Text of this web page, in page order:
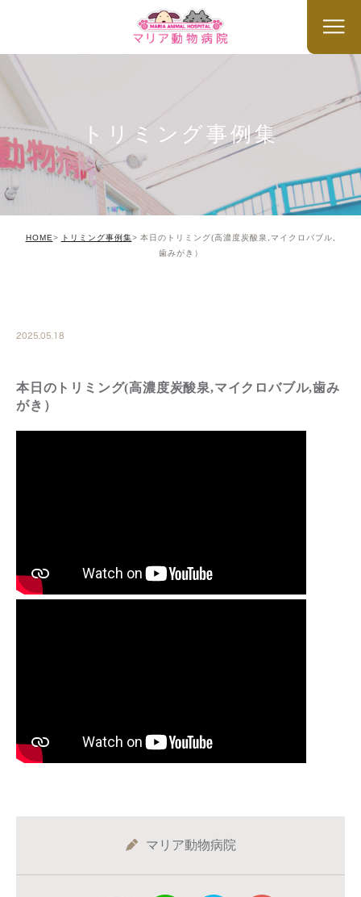
トリミング事例集
HOME トリミング事例集
本日のトリミング(高濃度炭酸泉,マイクロバブル,
歯みがき）
2025.05.18
本日のトリミング(高濃度炭酸泉,マイクロバブル,歯み
がき）
マリア動物病院